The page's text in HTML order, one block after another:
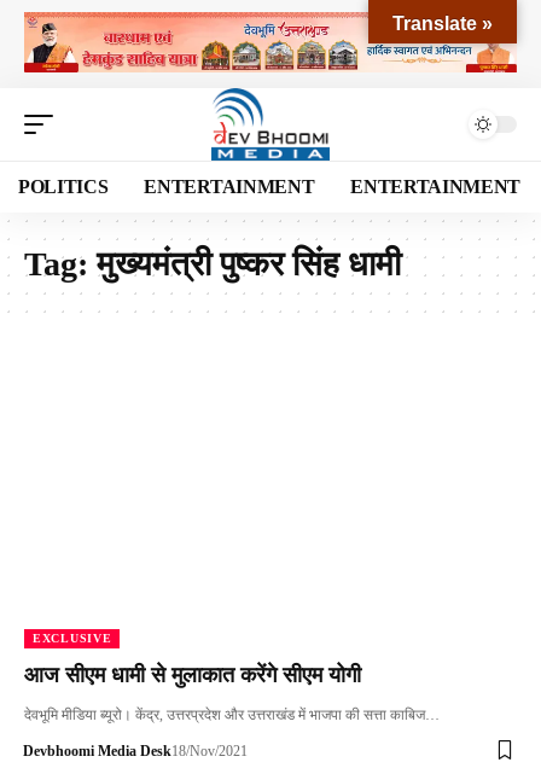
POLITICS ENTERTAINMENT ENTERTAINMENT
Tag:मुख्यमंत्री पुष्कर सिंह धामी
EXCLUSIVE
आज सीएम धामी से मुलाकात करेंगे सीएम योगी
देवभूमि मीडिया ब्यूरो। केंद्र, उत्तरप्रदेश और उत्तराखंड में भाजपा की सत्ता काबिज…
Devbhoomi Media Desk18/Nov/2021
Translate »